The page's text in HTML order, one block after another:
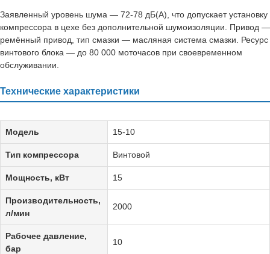
Заявленный уровень шума — 72-78 дБ(А), что допускает установку
компрессора в цехе без дополнительной шумоизоляции. Привод —
ремённый привод, тип смазки — масляная система смазки. Ресурс
винтового блока — до 80 000 моточасов при своевременном
обслуживании.
Технические характеристики
Модель 15-10
Тип компрессора Винтовой
Мощность, кВт 15
Производительность,
л/мин
2000
Рабочее давление,
бар
10